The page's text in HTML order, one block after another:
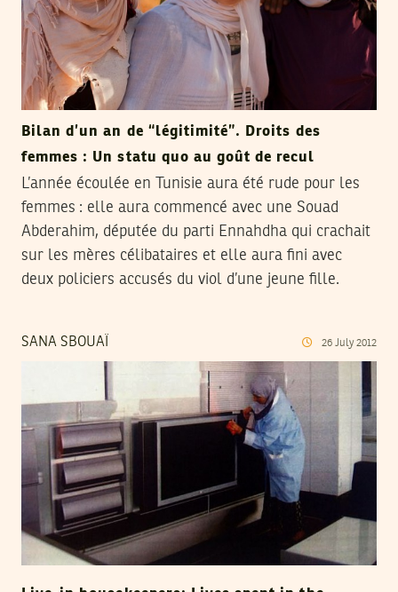
Bilan d’un an de “légitimité”. Droits des
femmes : Un statu quo au goût de recul
L’année écoulée en Tunisie aura été rude pour les
femmes : elle aura commencé avec une Souad
Abderahim, députée du parti Ennahdha qui crachait
sur les mères célibataires et elle aura fini avec
deux policiers accusés du viol d’une jeune fille.
SANA SBOUAÏ 26 July 2012